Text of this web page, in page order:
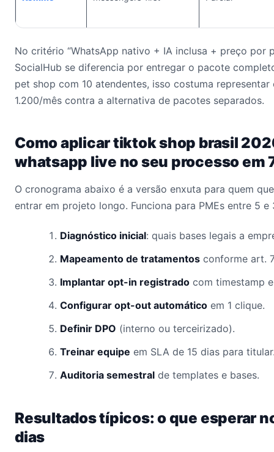
No critério “WhatsApp nativo + IA inclusa + preço por
SocialHub se diferencia por entregar o pacote
pet shop com 10 atendentes, isso costuma representar
1.200/mês contra a alternativa de pacotes separados.
Como aplicar tiktok shop brasil
whatsapp live no seu processo em
O cronograma abaixo é a versão enxuta para quem
entrar em projeto longo. Funciona para PMEs entre 5 e
Diagnóstico inicial: quais bases legais a
Mapeamento de tratamentos conforme art.
Implantar opt-in registrado com timestamp
Configurar opt-out automático em 1 clique.
Definir DPO (interno ou terceirizado).
Treinar equipe em SLA de 15 dias para
Auditoria semestral de templates e bases.
Resultados típicos: o que esperar
dias